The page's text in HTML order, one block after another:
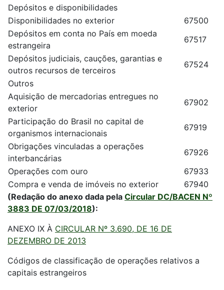
Depósitos e disponibilidades
Disponibilidades no exterior
67500
Depósitos em conta no País em moeda
estrangeira
67517
Depósitos judiciais, cauções, garantias e
outros recursos de terceiros
67524
Outros
Aquisição de mercadorias entregues no
exterior
67902
Participação do Brasil no capital de
organismos internacionais
67919
Obrigações vinculadas a operações
interbancárias
67926
Operações com ouro
67933
Compra e venda de imóveis no exterior
67940
(Redação do anexo dada pela Circular DC/BACEN Nº
3883 DE 07/03/2018):
ANEXO IX À CIRCULAR Nº 3.690, DE 16 DE
DEZEMBRO DE 2013
Códigos de classificação de operações relativos a
capitais estrangeiros